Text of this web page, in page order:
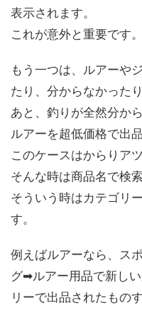
表示されます。
これが意外と重要です。
もう一つは、ルアーや
たり、分からなかった
あと、釣りが全然分か
ルアーを超低価格で出
このケースはからりア
そんな時は商品名で検
そういう時はカテゴリ
す。
例えばルアーなら、ス
グ➡ルアー用品で新し
リーで出品されたもの